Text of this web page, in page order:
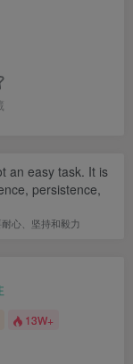
an easy task. It is
persistence,
心、坚持和毅力
13W+